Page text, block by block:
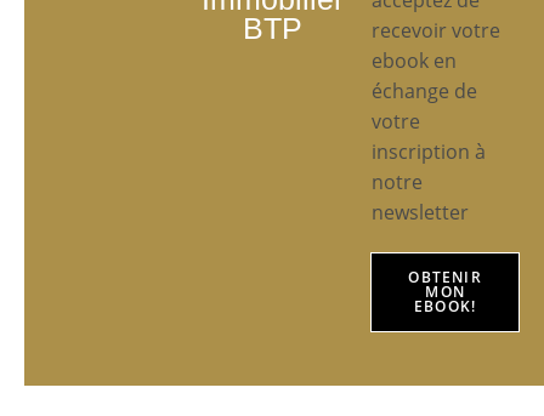
BTP
i
t
i
q
u
e
d
e
C
o
n
recevoir votre
ebook en
échange de
votre
inscription à
notre
newsletter
OBTENIR
MON
EBOOK!